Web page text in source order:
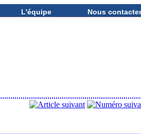
L'équipe Nous contacter